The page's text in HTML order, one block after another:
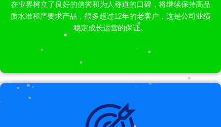
在业界树立了良好的信誉和为人称道的口碑，将继续保持高品
质水准和严要求产品，很多超过12年的老客户，这是公司业绩
稳定成长运营的保证。